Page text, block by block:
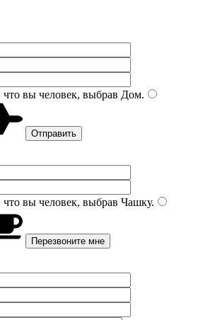
вы человек, выбрав Дом.
вы человек, выбрав Чашку.